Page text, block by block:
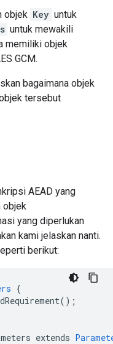
objek Key untuk
untuk mewakili
memiliki objek
GCM.
bagaimana objek
tersebut
AEAD yang
objek
yang diperlukan
kami jelaskan nanti.
berikut:
{
();
extends